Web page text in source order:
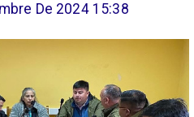
De 2024 15:38